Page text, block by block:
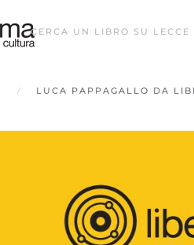
CERCA UN LIBRO SU LECCE
LUCA PAPPAGALLO DA